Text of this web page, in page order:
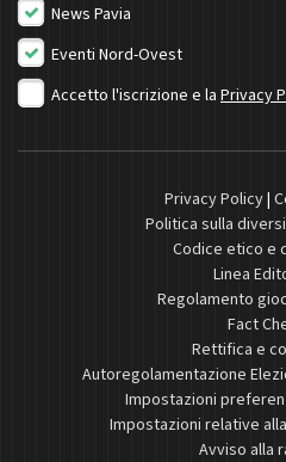
News Pavia
Eventi Nord-Ovest
Accetto l'iscrizione e la Privacy
Privacy Policy|
Politica sulla
Codice etico e
Linea
Regolamento
Fact
Rettifica e
Autoregolamentazione
Impostazioni
Impostazioni relative
Avviso alla